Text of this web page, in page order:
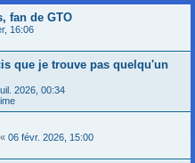
fan de GTO
16:06
que je trouve pas quelqu'un
2026, 00:34
« 06 févr. 2026, 15:00